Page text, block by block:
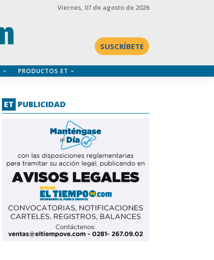
Viernes, 07 de agosto de 2026
SUSCRÍBETE
PRODUCTOS ET
ET PUBLICIDAD